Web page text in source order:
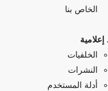
الخاص بنا
إعلامية
الخلفيات
النشرات
أدلة المستخدم